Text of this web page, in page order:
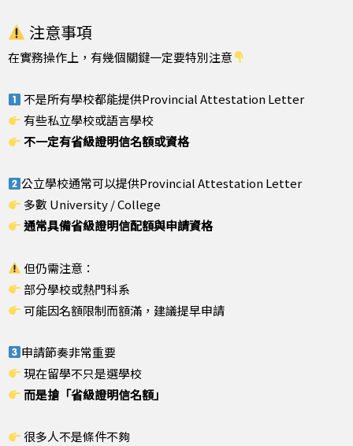
注意事項
在實務操作上，有幾個關鍵一定要特別注意
不是所有學校都能提供Provincial Attestation Letter
有些私立學校或語言學校
不一定有省級證明信名額或資格
公立學校通常可以提供Provincial Attestation Letter
多數 University / College
通常具備省級證明信配額與申請資格
但仍需注意：
部分學校或熱門科系
可能因名額限制而額滿，建議提早申請
申請節奏非常重要
現在留學不只是選學校
而是搶「省級證明信名額」
很多人不是條件不夠